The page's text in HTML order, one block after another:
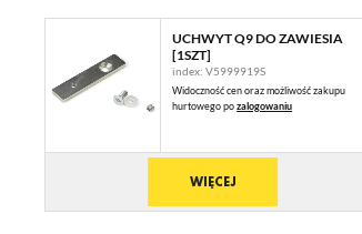
UCHWYT Q9 DO ZAWIESIA
[1SZT]
index: V5999919S
Widoczność cen oraz możliwość zakupu
hurtowego pozalogowaniu
WIĘCEJ